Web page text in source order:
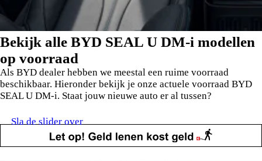
Bekijk alle BYD SEAL U DM-i modellen
op voorraad
Als BYD dealer hebben we meestal een ruime voorraad
beschikbaar. Hieronder bekijk je onze actuele voorraad BYD
SEAL U DM-i. Staat jouw nieuwe auto er al tussen?
Sla de slider over